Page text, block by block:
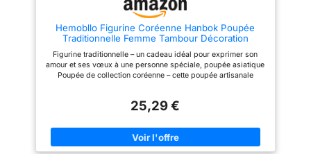
Hemobllo Figurine Coréenne Hanbok Poupée
Traditionnelle Femme Tambour Décoration
Artisanat Culturel
Figurine traditionnelle – un cadeau idéal pour exprimer son
amour et ses vœux à une personne spéciale, poupée asiatique
Poupée de collection coréenne – cette poupée artisanale
rehausser l'ambiance d'un restaurant ou ajouter une touche
compactes, avec une base plate, elles peuvent être placées de
manière stable un bureau sans prendre de place, pour femmes
Figurine de femme coréenne – une poupée folklorique
25,29 €